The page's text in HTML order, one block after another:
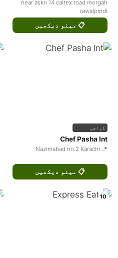
near askri 14 caltex road morgah
rawalpindi
📋 مینو دیکھیں
کراچی
Chef Pasha Int
📍 Nazimabad no.2 Karachi
📋 مینو دیکھیں
10